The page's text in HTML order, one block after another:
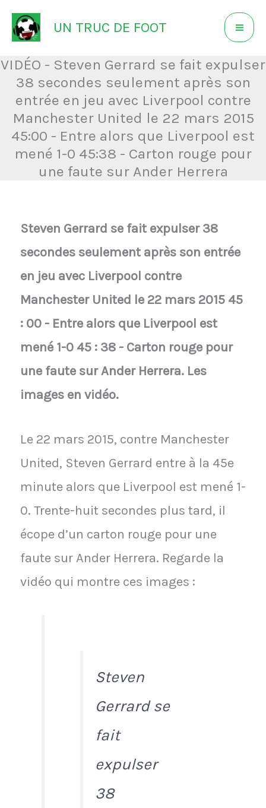
Aller
au
contenu
UN TRUC DE FOOT
VIDÉO - Steven Gerrard se fait expulser
38 secondes seulement après son
entrée en jeu avec Liverpool contre
Manchester United le 22 mars 2015
45:00 - Entre alors que Liverpool est
mené 1-0 45:38 - Carton rouge pour
une faute sur Ander Herrera
Steven Gerrard se fait expulser 38
secondes seulement après son entrée
en jeu avec Liverpool contre
Manchester United le 22 mars 2015 45
: 00 - Entre alors que Liverpool est
mené 1-0 45 : 38 - Carton rouge pour
une faute sur Ander Herrera. Les
images en vidéo.
Le 22 mars 2015, contre Manchester
United, Steven Gerrard entre à la 45e
minute alors que Liverpool est mené 1-
0. Trente-huit secondes plus tard, il
écope d’un carton rouge pour une
faute sur Ander Herrera. Regarde la
vidéo qui montre ces images :
Steven
Gerrard se
fait
expulser
38